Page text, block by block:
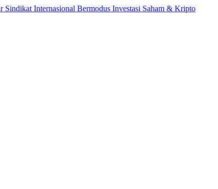
Internasional Bermodus Investasi Saham & Kripto